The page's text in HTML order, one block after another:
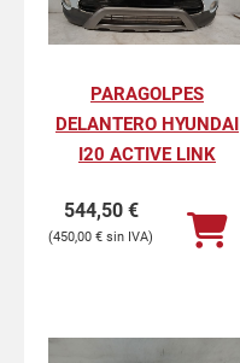
PARAGOLPES
DELANTERO HYUNDAI
I20 ACTIVE LINK
544,50 €
450,00 €